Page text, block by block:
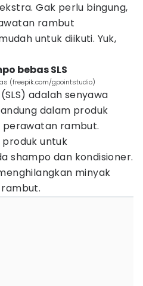
Gak perlu bingung,
rambut
untuk diikuti. Yuk,
bebas SLS
(freepik.com/gpointstudio)
adalah senyawa
dalam produk
rambut.
untuk
shampo dan kondisioner.
minyak